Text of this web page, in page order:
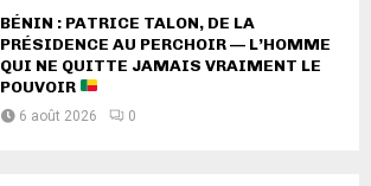
BÉNIN : PATRICE TALON, DE LA
PRÉSIDENCE AU PERCHOIR — L’HOMME
QUI NE QUITTE JAMAIS VRAIMENT LE
POUVOIR
6 août 2026 0